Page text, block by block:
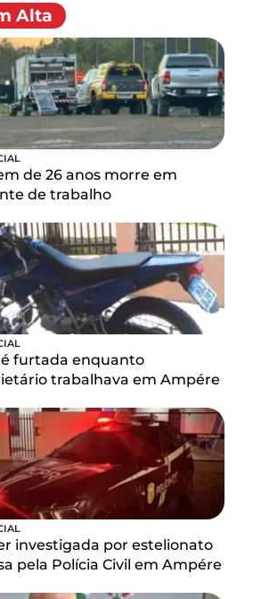
Alta
de 26 anos morre em
de trabalho
furtada enquanto
trabalhava em Ampére
investigada por estelionato
pela Polícia Civil em Ampére